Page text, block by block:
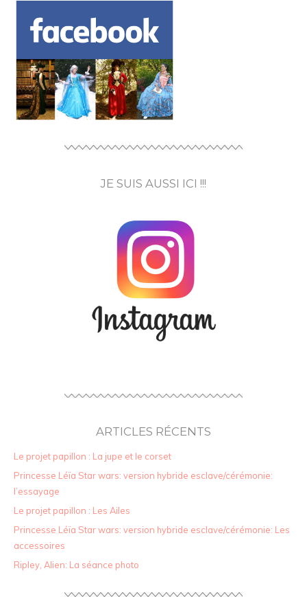
JE SUIS AUSSI ICI !!!
ARTICLES RÉCENTS
Le projet papillon : La jupe et le corset
Princesse Léïa Star wars: version hybride esclave/cérémonie:
l’essayage
Le projet papillon : Les Ailes
Princesse Léïa Star wars: version hybride esclave/cérémonie: Les
accessoires
Ripley, Alien: La séance photo